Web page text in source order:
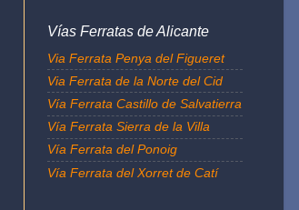
Vías Ferratas de Alicante
Via Ferrata Penya del Figueret
Via Ferrata de la Norte del Cid
Vía Ferrata Castillo de Salvatierra
Vía Ferrata Sierra de la Villa
Vía Ferrata del Ponoig
Vía Ferrata del Xorret de Catí